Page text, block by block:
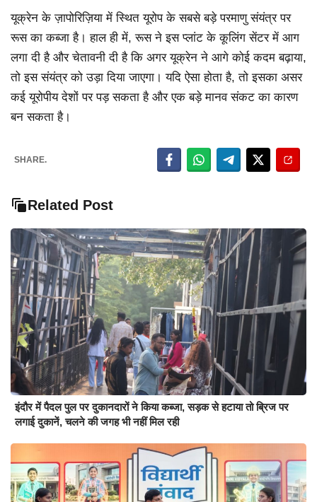
यूक्रेन के ज़ापोरिज़िया में स्थित यूरोप के सबसे बड़े परमाणु संयंत्र पर
रूस का कब्जा है। हाल ही में, रूस ने इस प्लांट के कूलिंग सेंटर में आग
लगा दी है और चेतावनी दी है कि अगर यूक्रेन ने आगे कोई कदम बढ़ाया,
तो इस संयंत्र को उड़ा दिया जाएगा। यदि ऐसा होता है, तो इसका असर
कई यूरोपीय देशों पर पड़ सकता है और एक बड़े मानव संकट का कारण
बन सकता है।
SHARE.
Related Post
इंदौर में पैदल पुल पर दुकानदारों ने किया कब्जा, सड़क से हटाया तो ब्रिज पर
लगाई दुकानें, चलने की जगह भी नहीं मिल रही